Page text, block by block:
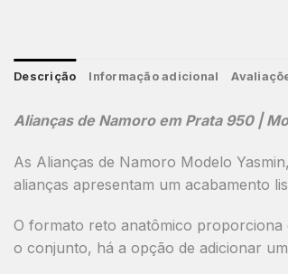
Descrição Informação adicional
Alianças de Namoro em Prata 950 |
As Alianças de Namoro Modelo Yasmin
alianças apresentam um acabamento
O formato reto anatômico proporciona
o conjunto, há a opção de adicionar um